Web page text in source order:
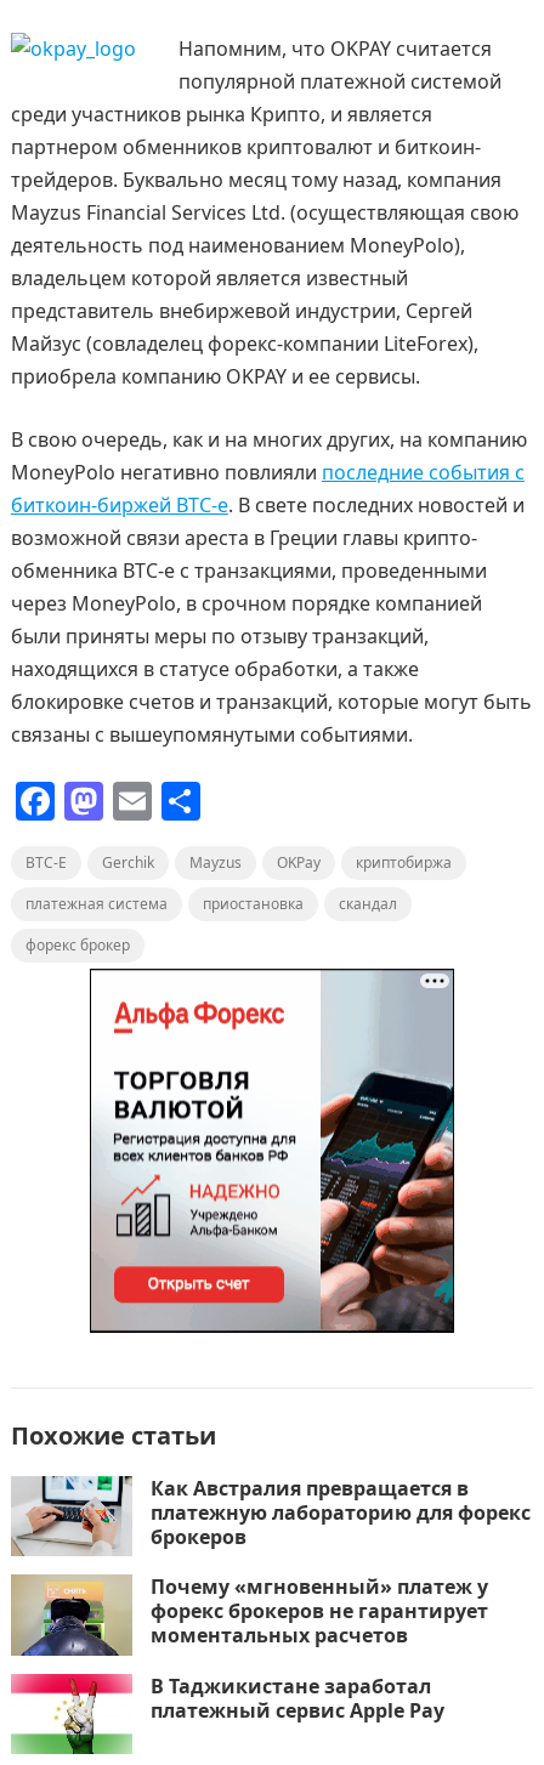
Напомним, что OKPAY считается
популярной платежной системой
среди участников рынка Крипто, и является
партнером обменников криптовалют и биткоин-
трейдеров. Буквально месяц тому назад, компания
Mayzus Financial Services Ltd. (осуществляющая свою
деятельность под наименованием MoneyPolo),
владельцем которой является известный
представитель внебиржевой индустрии, Сергей
Майзус (совладелец форекс-компании LiteForex),
приобрела компанию OKPAY и ее сервисы.
В свою очередь, как и на многих других, на компанию
MoneyPolo негативно повлияли последние события с
биткоин-биржей BTC-e. В свете последних новостей и
возможной связи ареста в Греции главы крипто-
обменника BTC-e с транзакциями, проведенными
через MoneyPolo, в срочном порядке компанией
были приняты меры по отзыву транзакций,
находящихся в статусе обработки, а также
блокировке счетов и транзакций, которые могут быть
связаны с вышеупомянутыми событиями.
F
a
c
e
b
M
a
st
o
d
o
n
E
m
ai
l
О
п
р
а
в
и
т
ь
BTC-E Gerchik Mayzus OKPay
криптобиржа
платежная система
приостановка
скандал
форекс брокер
Похожие статьи
Как Австралия превращается в
платежную лабораторию для форекс
брокеров
Почему «мгновенный» платеж у
форекс брокеров не гарантирует
моментальных расчетов
В Таджикистане заработал
платежный сервис Apple Pay